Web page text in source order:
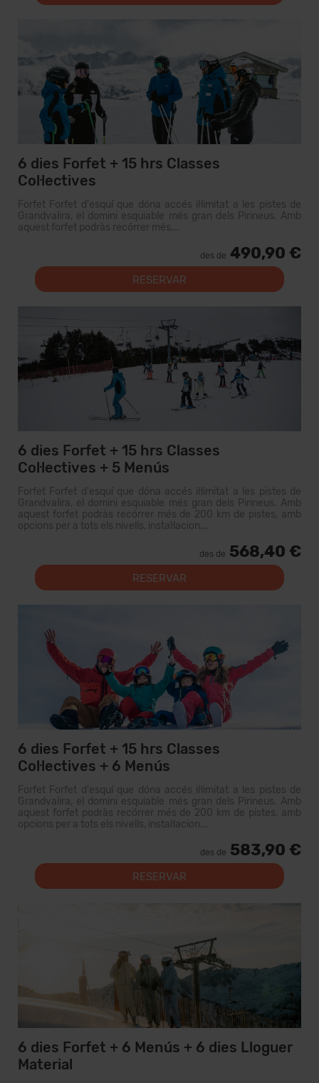
6 dies Forfet + 15 hrs Classes
Col·lectives
Forfet Forfet d'esquí que dóna accés il·limitat a les pistes de
Grandvalira, el domini esquiable més gran dels Pirineus. Amb
aquest forfet podràs recórrer més...
des de 490,90 €
RESERVAR
6 dies Forfet + 15 hrs Classes
Col·lectives + 5 Menús
Forfet Forfet d'esquí que dóna accés il·limitat a les pistes de
Grandvalira, el domini esquiable més gran dels Pirineus. Amb
aquest forfet podràs recórrer més de 200 km de pistes, amb
opcions per a tots els nivells, instal·lacion...
des de 568,40 €
RESERVAR
6 dies Forfet + 15 hrs Classes
Col·lectives + 6 Menús
Forfet Forfet d'esquí que dóna accés il·limitat a les pistes de
Grandvalira, el domini esquiable més gran dels Pirineus. Amb
aquest forfet podràs recórrer més de 200 km de pistes, amb
opcions per a tots els nivells, instal·lacion...
des de 583,90 €
RESERVAR
6 dies Forfet + 6 Menús + 6 dies Lloguer
Material